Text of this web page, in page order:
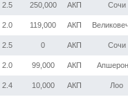
2.5 250,000 АКП Сочи
2.0 119,000 АКП
2.5 0 АКП Сочи
2.0 99,000 АКП
2.4 10,000 АКП Лоо